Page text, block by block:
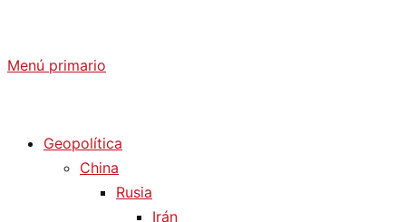
Menú primario
Geopolítica
China
Rusia
Irán